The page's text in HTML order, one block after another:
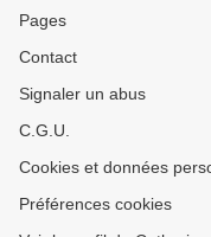
Pages
Contact
Signaler un abus
C.G.U.
Cookies et données
Préférences cookies